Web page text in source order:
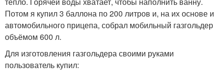
Потом я купил 3 баллона по 200 литров и, на их основе и
автомобильного прицепа, собрал мобильный газгольдер
объёмом 600 л.
Для изготовления газгольдера своими руками
пользователь купил: